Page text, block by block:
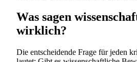
Was sagen
wirklich?
Die entscheidende Frage für jeden